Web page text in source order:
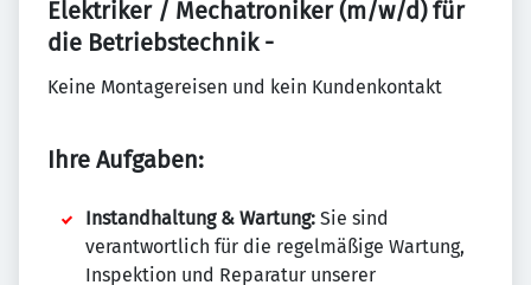
Elektriker / Mechatroniker (m/w/d) für
die Betriebstechnik -
Keine Montagereisen und kein Kundenkontakt
Ihre Aufgaben:
Instandhaltung & Wartung: Sie sind
verantwortlich für die regelmäßige Wartung,
Inspektion und Reparatur unserer